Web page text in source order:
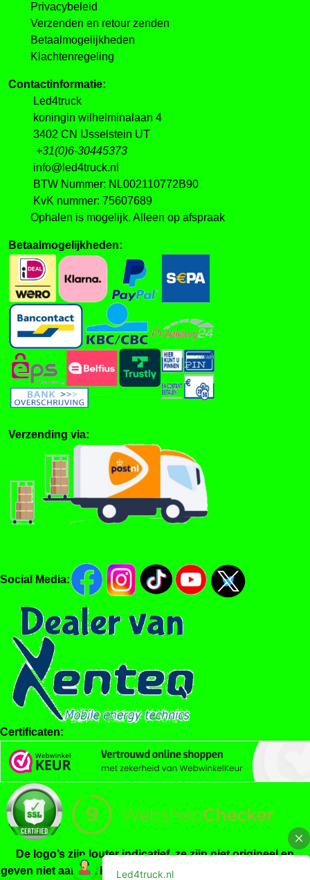
Privacybeleid
Verzenden en retour zenden
Betaalmogelijkheden
Klachtenregeling
Contactinformatie:
Led4truck
koningin wilhelminalaan 4
3402 CN IJsselstein UT
+31(0)6-30445373
info@led4truck.nl
BTW Nummer: NL002110772B90
KvK nummer: 75607689
Ophalen is mogelijk. Alleen op afspraak
Betaalmogelijkheden:
Verzending via:
Social Media:
Certificaten:
De logo’s zijn louter indicatief, ze zijn niet origineel en
geven niet aan dat het product gemaakt/gekeurd is door de